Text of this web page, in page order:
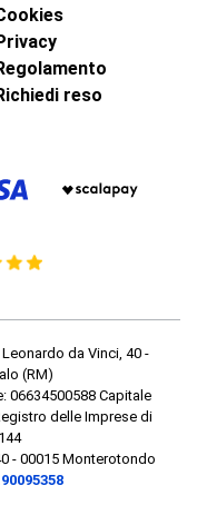
reso
da Vinci, 40 -
(RM)
06634500588 Capitale
delle Imprese di
- 00015 Monterotondo